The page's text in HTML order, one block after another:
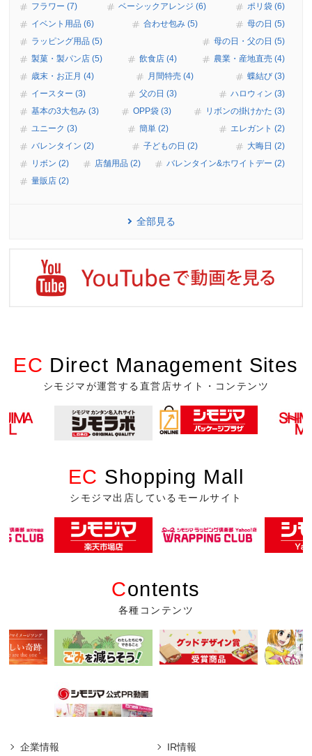
フラワー (7)
ベーシックアレンジ (6)
ポリ袋 (6)
イベント用品 (6)
合わせ包み (5)
母の日 (5)
ラッピング用品 (5)
母の日・父の日 (5)
製菓・製パン店 (5)
飲食店 (4)
農業・産地直売 (4)
歳末・お正月 (4)
月間特売 (4)
蝶結び (3)
イースター (3)
父の日 (3)
ハロウィン (3)
基本の3大包み (3)
OPP袋 (3)
リボンの掛けかた (3)
ユニーク (3)
簡単 (2)
エレガント (2)
バレンタイン (2)
子どもの日 (2)
大晦日 (2)
リボン (2)
店舗用品 (2)
バレンタイン&ホワイトデー (2)
量販店 (2)
全部見る
EC Direct Management Sites
シモジマが運営する直営店サイト・コンテンツ
EC Shopping Mall
シモジマ出店しているモールサイト
Contents
各種コンテンツ
企業情報 IR情報